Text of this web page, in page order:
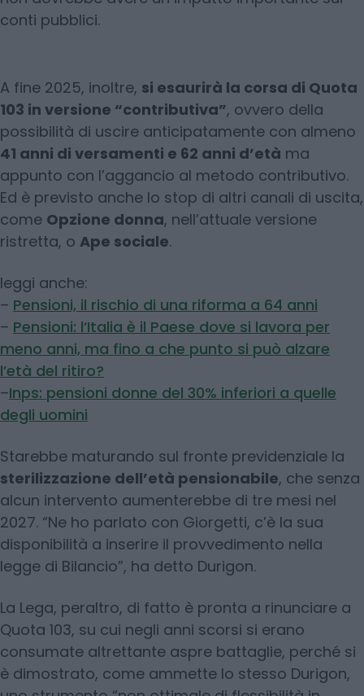
conti pubblici.
A fine 2025, inoltre, si esaurirà la corsa di Quota
103 in versione “contributiva”, ovvero della
possibilità di uscire anticipatamente con almeno
41 anni di versamenti e 62 anni d’età ma
appunto con l’aggancio al metodo contributivo.
Ed è previsto anche lo stop di altri canali di uscita,
come Opzione donna, nell’attuale versione
ristretta, o Ape sociale.
leggi anche:
– Pensioni, il rischio di una riforma a 64 anni
– Pensioni: l’Italia è il Paese dove si lavora per
meno anni, ma fino a che punto si può alzare
l’età del ritiro?
–Inps: pensioni donne del 30% inferiori a quelle
degli uomini
Starebbe maturando sul fronte previdenziale la
sterilizzazione dell’età pensionabile, che senza
alcun intervento aumenterebbe di tre mesi nel
2027. “Ne ho parlato con Giorgetti, c’è la sua
disponibilità a inserire il provvedimento nella
legge di Bilancio”, ha detto Durigon.
La Lega, peraltro, di fatto è pronta a rinunciare a
Quota 103, su cui negli anni scorsi si erano
consumate altrettante aspre battaglie, perché si
è dimostrato, come ammette lo stesso Durigon,